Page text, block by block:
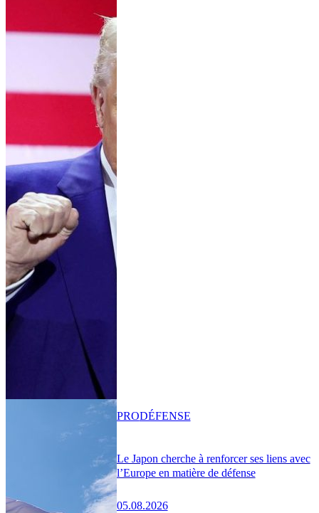
Le Japon cherche à renforcer ses liens avec
l’Europe en matière de défense
05.08.2026
PRODÉFENSE